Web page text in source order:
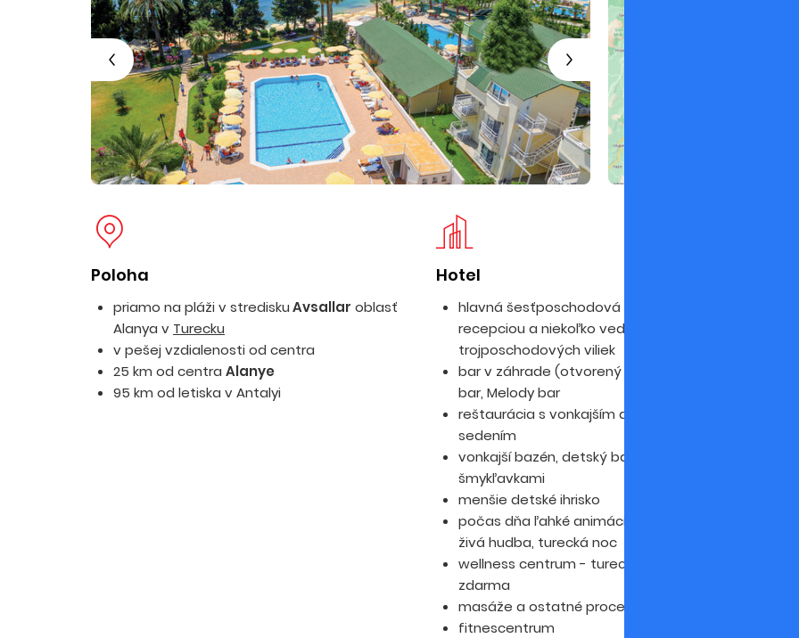
Poloha
priamo na pláži v strediskuAvsallar oblasť
Alanya v Turecku
v pešej vzdialenosti od centra
25 km od centra Alanye
95 km od letiska v Antalyi
Hotel
hlavná šesťposchodová budova s
recepciou a niekoľko vedľajších
trojposchodových viliek
bar v záhrade (otvorený 10.00-24.00), lobby
bar, Melody bar
reštaurácia s vonkajším a vnútorným
sedením
vonkajší bazén, detský bazén, bazén so
šmykľavkami
menšie detské ihrisko
počas dňa ľahké animácie pre dospelých,
živá hudba, turecká noc
wellness centrum - turecké kúpele a sauna
zdarma
masáže a ostatné procedúry za poplatok
fitnescentrum